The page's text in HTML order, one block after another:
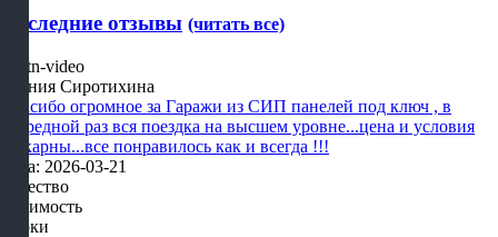
Последние отзывы (читать все)
Ксения Сиротихина
Спасибо огромное за Гаражи из СИП панелей под ключ , в
очередной раз вся поездка на высшем уровне...цена и условия
шикарны...все понравилось как и всегда !!!
Дата: 2026-03-21
Качество
Стоимость
Сроки